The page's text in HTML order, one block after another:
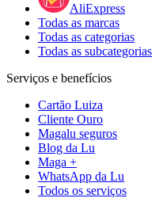
AliExpress
Todas as marcas
Todas as categorias
Todas as subcategorias
Serviços e benefícios
Cartão Luiza
Cliente Ouro
Magalu seguros
Blog da Lu
Maga +
WhatsApp da Lu
Todos os serviços